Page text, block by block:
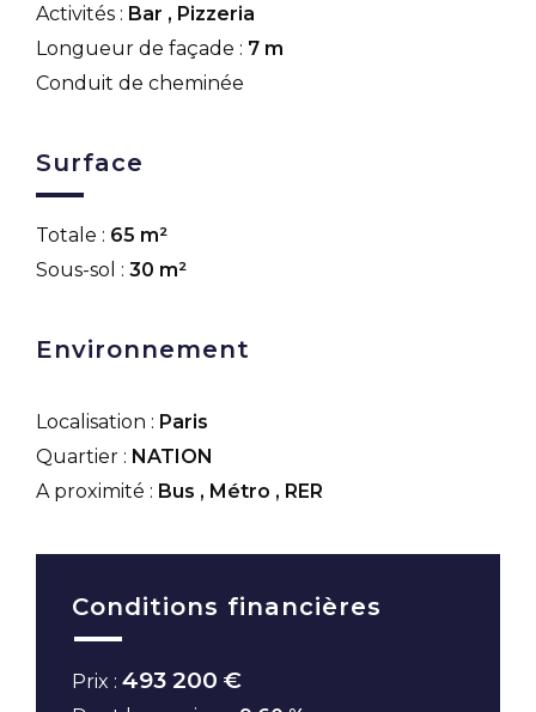
Activités : Bar , Pizzeria
Longueur de façade : 7 m
Conduit de cheminée
Surface
Totale : 65 m²
Sous-sol : 30 m²
Environnement
Localisation : Paris
Quartier : NATION
A proximité : Bus , Métro , RER
Conditions financières
Prix : 493 200 €